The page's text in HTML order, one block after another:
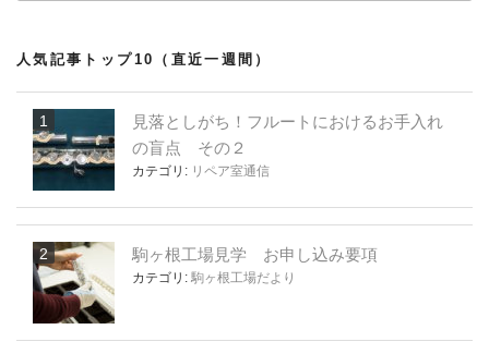
人気記事トップ10（直近一週間）
見落としがち！フルートにおけるお手入れ
の盲点 その２
カテゴリ: リペア室通信
駒ヶ根工場見学 お申し込み要項
カテゴリ: 駒ヶ根工場だより